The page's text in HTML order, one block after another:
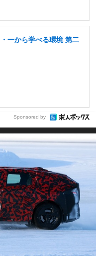
一から学べる環境 第二
Sponsored by